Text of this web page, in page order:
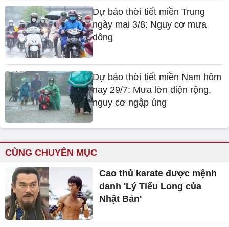
Dự báo thời tiết miền Trung
ngày mai 3/8: Nguy cơ mưa
dông
Dự báo thời tiết miền Nam hôm
nay 29/7: Mưa lớn diện rộng,
nguy cơ ngập úng
CÙNG CHUYÊN MỤC
Cao thủ karate được mệnh
danh 'Lý Tiểu Long của
Nhật Bản'